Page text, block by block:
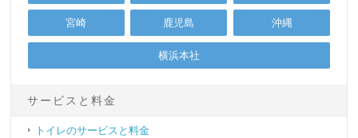
宮崎 鹿児島 沖縄
横浜本社
サービスと料金
トイレのサービスと料金